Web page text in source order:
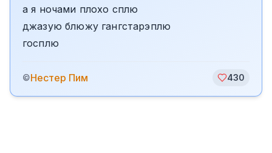
а я ночами плохо сплю
джазую блюжу гангстарэплю
госплю
©️Нестер Пим 430